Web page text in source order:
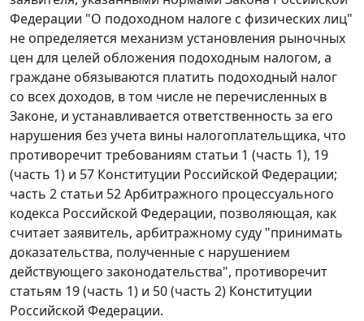
Федерации "О подоходном налоге с физических лиц"
не определяется механизм установления рыночных
цен для целей обложения подоходным налогом, а
граждане обязываются платить подоходный налог
со всех доходов, в том числе не перечисленных в
Законе, и устанавливается ответственность за его
нарушения без учета вины налогоплательщика, что
противоречит требованиям статьи 1 (часть 1), 19
(часть 1) и 57 Конституции Российской Федерации;
часть 2 статьи 52Арбитражного процессуального
кодекса Российской Федерации, позволяющая, как
считает заявитель, арбитражному суду "принимать
доказательства, полученные с нарушением
действующего законодательства", противоречит
статьям 19 (часть 1) и 50 (часть 2) Конституции
Российской Федерации.